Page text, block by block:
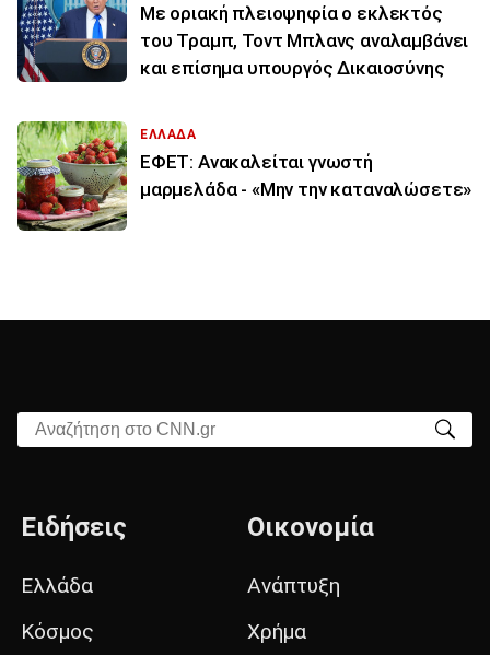
Με οριακή πλειοψηφία ο εκλεκτός
του Τραμπ, Τοντ Μπλανς αναλαμβάνει
και επίσημα υπουργός Δικαιοσύνης
ΕΛΛΑΔΑ
ΕΦΕΤ: Ανακαλείται γνωστή
μαρμελάδα - «Μην την καταναλώσετε»
Αναζήτηση στο CNN.gr
Ειδήσεις
Ελλάδα
Κόσμος
Οικονομία
Ανάπτυξη
Χρήμα